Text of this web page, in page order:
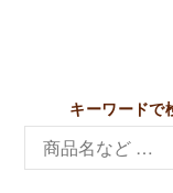
キーワードで